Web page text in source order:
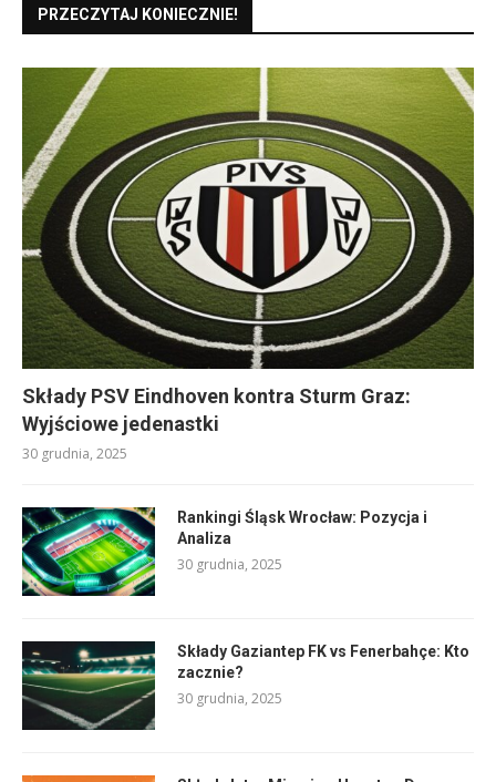
PRZECZYTAJ KONIECZNIE!
Składy PSV Eindhoven kontra Sturm Graz:
Wyjściowe jedenastki
30 grudnia, 2025
Rankingi Śląsk Wrocław: Pozycja i
Analiza
30 grudnia, 2025
Składy Gaziantep FK vs Fenerbahçe: Kto
zacznie?
30 grudnia, 2025